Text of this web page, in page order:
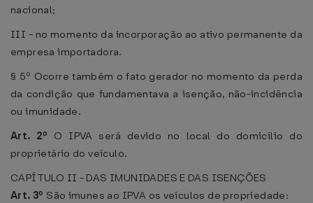
nacional;
III - no momento da incorporação ao ativo permanente da
empresa importadora.
§ 5º Ocorre também o fato gerador no momento da perda
da condição que fundamentava a isenção, não-incidência
ou imunidade.
Art. 2º O IPVA será devido no local do domicílio do
proprietário do veículo.
CAPÍTULO II - DAS IMUNIDADES E DAS ISENÇÕES
Art. 3º São imunes ao IPVA os veículos de propriedade: